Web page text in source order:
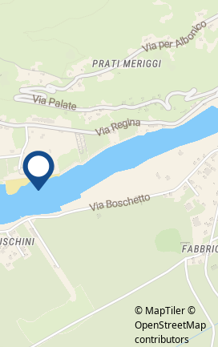
© MapTiler ©
OpenStreetMap
contributors